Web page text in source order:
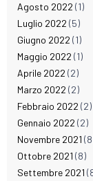
Agosto 2022 (1)
Luglio 2022 (5)
Giugno 2022 (1)
Maggio 2022 (1)
Aprile 2022 (2)
Marzo 2022 (2)
Febbraio 2022 (2)
Gennaio 2022 (2)
Novembre 2021
Ottobre 2021 (8)
Settembre 2021